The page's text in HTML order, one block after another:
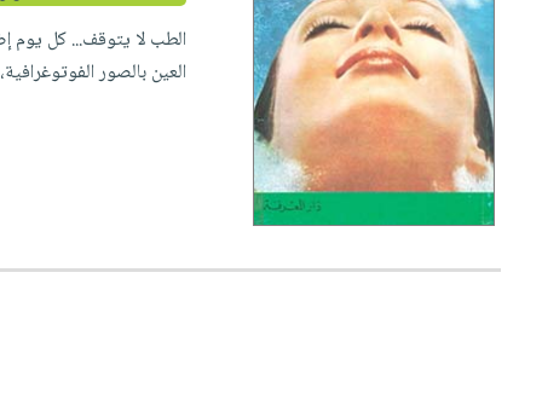
الطب لا يتوقف... كل يوم
العين بالصور